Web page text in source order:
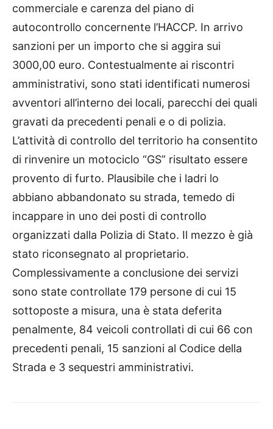
commerciale e carenza del piano di
autocontrollo concernente l’HACCP. In arrivo
sanzioni per un importo che si aggira sui
3000,00 euro. Contestualmente ai riscontri
amministrativi, sono stati identificati numerosi
avventori all’interno dei locali, parecchi dei quali
gravati da precedenti penali e o di polizia.
L’attività di controllo del territorio ha consentito
di rinvenire un motociclo “GS” risultato essere
provento di furto. Plausibile che i ladri lo
abbiano abbandonato su strada, temedo di
incappare in uno dei posti di controllo
organizzati dalla Polizia di Stato. Il mezzo è già
stato riconsegnato al proprietario.
Complessivamente a conclusione dei servizi
sono state controllate 179 persone di cui 15
sottoposte a misura, una è stata deferita
penalmente, 84 veicoli controllati di cui 66 con
precedenti penali, 15 sanzioni al Codice della
Strada e 3 sequestri amministrativi.